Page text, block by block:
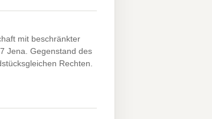
mit beschränkter
Jena. Gegenstand des
Rechten.